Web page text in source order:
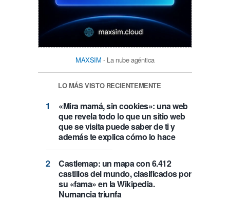
MAXSIM - La nube agéntica
LO MÁS VISTO RECIENTEMENTE
«Mira mamá, sin cookies»: una web
que revela todo lo que un sitio web
que se visita puede saber de ti y
además te explica cómo lo hace
Castlemap: un mapa con 6.412
castillos del mundo, clasificados por
su «fama» en la Wikipedia.
Numancia triunfa